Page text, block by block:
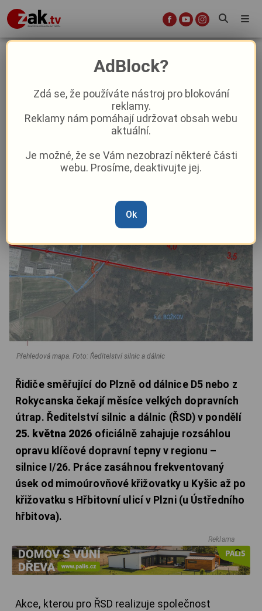
Dopravní peklo na vjezdu do Plzně:
Startuje obří oprava Rokycanské za
bezmála 100 milionů korun
Aktuality Doprava Z Plzně
Pavel Žižka– 23. 5.|07:35
Přehledová mapa. Foto: Ředitelství silnic a dálnic
Řidiče směřující do Plzně od dálnice D5 nebo z
Rokycanska čekají měsíce velkých dopravních
útrap. Ředitelství silnic a dálnic (ŘSD) v pondělí
25. května 2026 oficiálně zahajuje rozsáhlou
opravu klíčové dopravní tepny v regionu –
silnice I/26. Práce zasáhnou frekventovaný
úsek od mimoúrovňové křižovatky u Kyšic až po
křižovatku s Hřbitovní ulicí v Plzni (u Ústředního
hřbitova).
Reklama
Akce, kterou pro ŘSD realizuje společnost
AdBlock?
Zdá se, že používáte nástroj pro blokování
reklamy.
Reklamy nám pomáhají udržovat obsah webu
aktuální.
Je možné, že se Vám nezobrazí některé části
webu. Prosíme, deaktivujte jej.
Ok